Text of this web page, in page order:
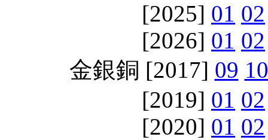
[2025] 01 02
[2026] 01 02
金銀銅 [2017] 09 10
[2019] 01 02
[2020] 01 02